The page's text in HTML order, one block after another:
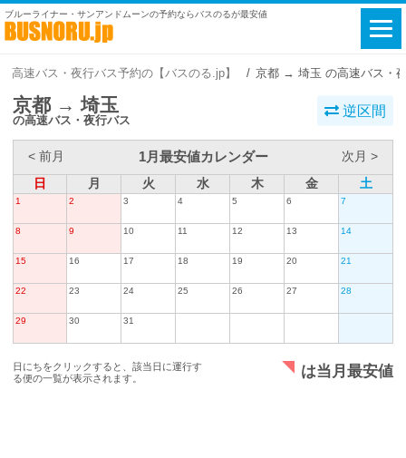
ブルーライナー・サンアンドムーンの予約ならバスのるが最安値
高速バス・夜行バス予約の【バスのる.jp】 京都 → 埼玉 の高速バス・
京都 → 埼玉
の高速バス・夜行バス
逆区間
< 前月 1月最安値カレンダー
次月 >
日
月 火 水 木 金 土
1 2 3 4 5 6 7
8 9 10 11 12 13 14
15 16 17 18 19 20 21
22 23 24 25 26 27 28
29 30 31
日にちをクリックすると、該当日に運行す
る便の一覧が表示されます。
は当月最安値